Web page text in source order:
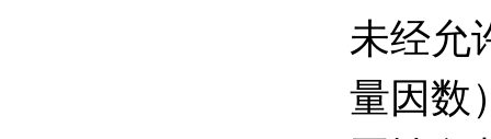
未经允
量因数